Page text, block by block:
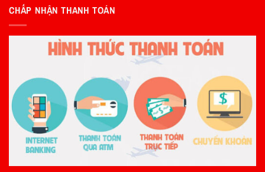
CHẤP NHẬN THANH TOÁN